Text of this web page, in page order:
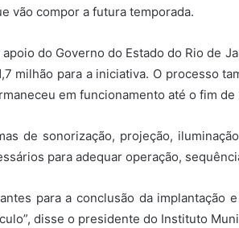
vão compor a futura temporada.
do Governo do Estado do Rio de
milhão para a iniciativa. O processo
em funcionamento até o fim
de sonorização, projeção,
para adequar operação,
para a conclusão da
disse o presidente do Instituto